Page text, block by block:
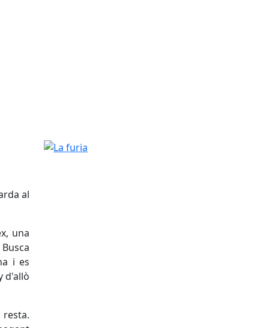
al
una
i es
d'allò
La furia